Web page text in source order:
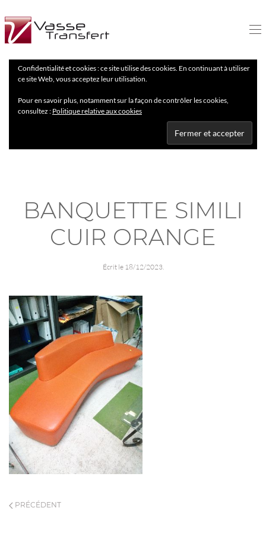
Confidentialité et cookies : ce site utilise des cookies. En continuant à utiliser
ce site Web, vous acceptez leur utilisation.
Pour en savoir plus, notamment sur la façon de contrôler les cookies,
consultez : Politique relative aux cookies
BANQUETTE SIMILI
CUIR ORANGE
Écrit le 18/12/2023.
PRÉCÉDENT